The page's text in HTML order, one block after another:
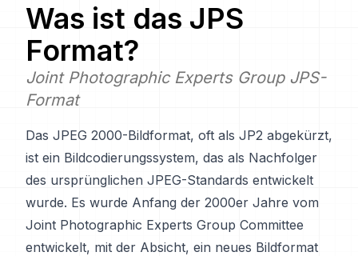
Was ist das JPS
Format?
Joint Photographic Experts Group JPS-
Format
Das JPEG 2000-Bildformat, oft als JP2 abgekürzt,
ist ein Bildcodierungssystem, das als Nachfolger
des ursprünglichen JPEG-Standards entwickelt
wurde. Es wurde Anfang der 2000er Jahre vom
Joint Photographic Experts Group Committee
entwickelt, mit der Absicht, ein neues Bildformat